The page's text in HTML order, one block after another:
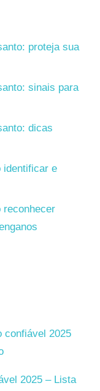
proteja sua
sinais para
dicas
identificar e
reconhecer
confiável 2025
2025 – Lista